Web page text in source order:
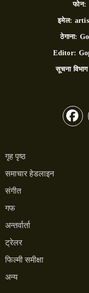
फोन:
इमेल:
ठेगाना:
Editor:
सूचना विभाग
गृह पृष्ठ
समाचार हेडलाइन
संगीत
गफ
अन्तर्वार्ता
ट्रेलर
फिल्मी समीक्षा
अन्य